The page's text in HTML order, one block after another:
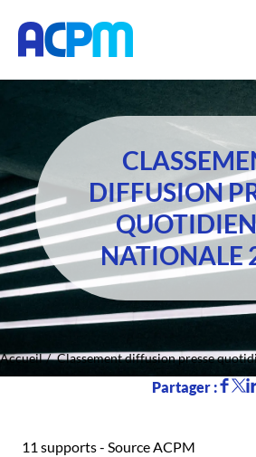
DIFFUSION
NATIONALE
Accueil Classement diffusion presse
Partager :
11 supports - Source ACPM